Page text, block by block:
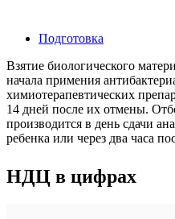
Подготовка
Взятие биологического
начала примения
химиотерапевтических
14 дней после их отмены.
производится в день сдачи
ребенка или через два часа
НДЦ в цифрах